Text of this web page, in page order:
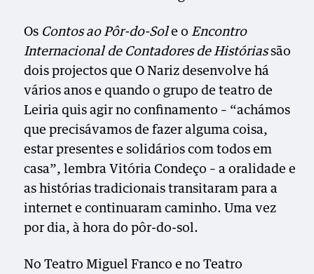
Os Contos ao Pôr-do-Sole oEncontro
Internacional de Contadores de Históriassão
dois projectos que O Nariz desenvolve há
vários anos e quando o grupo de teatro de
Leiria quis agir no confinamento – “achámos
que precisávamos de fazer alguma coisa,
estar presentes e solidários com todos em
casa”, lembra Vitória Condeço – a oralidade e
as histórias tradicionais transitaram para a
internet e continuaram caminho. Uma vez
por dia, à hora do pôr-do-sol.
No Teatro Miguel Franco e no Teatro